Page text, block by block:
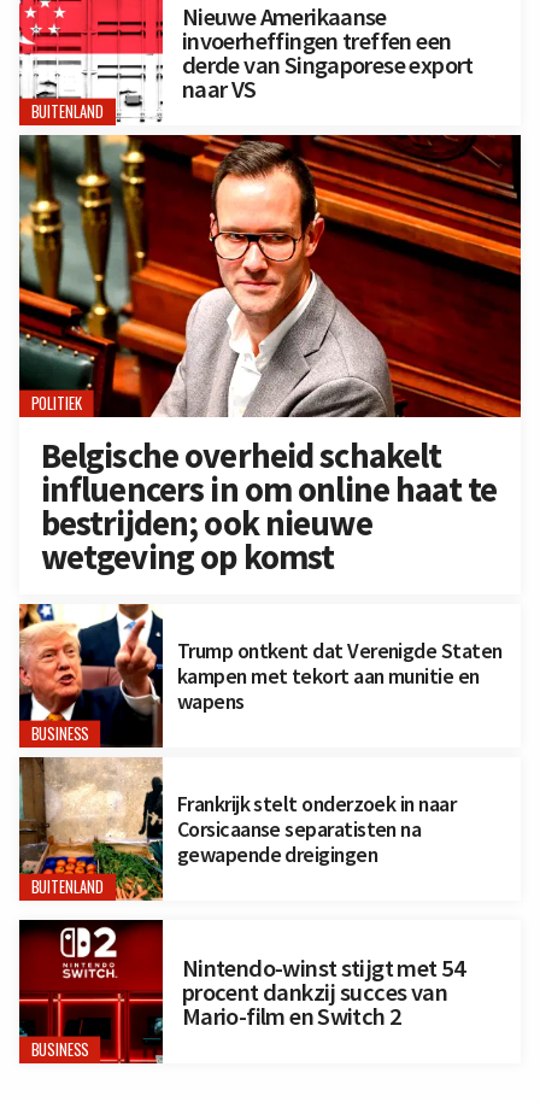
BUITENLAND
Nieuwe Amerikaanse
invoerheffingen treffen een
derde van Singaporese export
naar VS
POLITIEK
Belgische overheid schakelt
influencers in om online haat te
bestrijden; ook nieuwe
wetgeving op komst
BUSINESS
Trump ontkent dat Verenigde Staten
kampen met tekort aan munitie en
wapens
BUITENLAND
Frankrijk stelt onderzoek in naar
Corsicaanse separatisten na
gewapende dreigingen
BUSINESS
Nintendo-winst stijgt met 54
procent dankzij succes van
Mario-film en Switch 2